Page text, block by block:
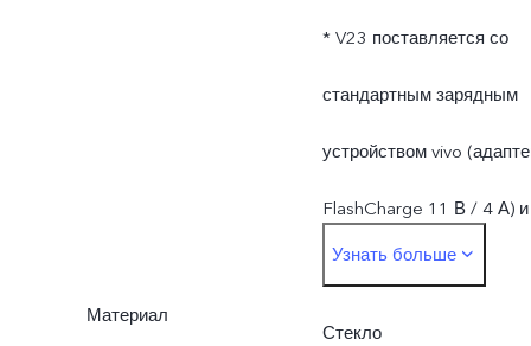
процессах, методах
поставляемых
материалах.
* V23 поставляется со
стандартным зарядным
устройством vivo
FlashCharge 11 В / 4 А) и
поддерживает зарядку
мощностью до 44 Вт.
Узнать больше
Материал
Стекло